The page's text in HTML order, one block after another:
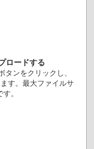
ロードする
ンをクリックし、
す。最大ファイルサ
。